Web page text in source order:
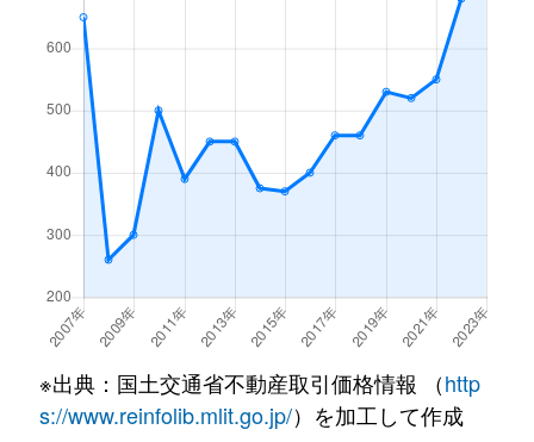
大字御代田
徒歩45分
大字御代田
御代田
大字御代田
1,500万円 御代田
大字御代田
大字御代田
900万円 御代田 徒歩17分
※出典：国土交通省不動産取引価格情報 （http
s://www.reinfolib.mlit.go.jp/）を加工して作成